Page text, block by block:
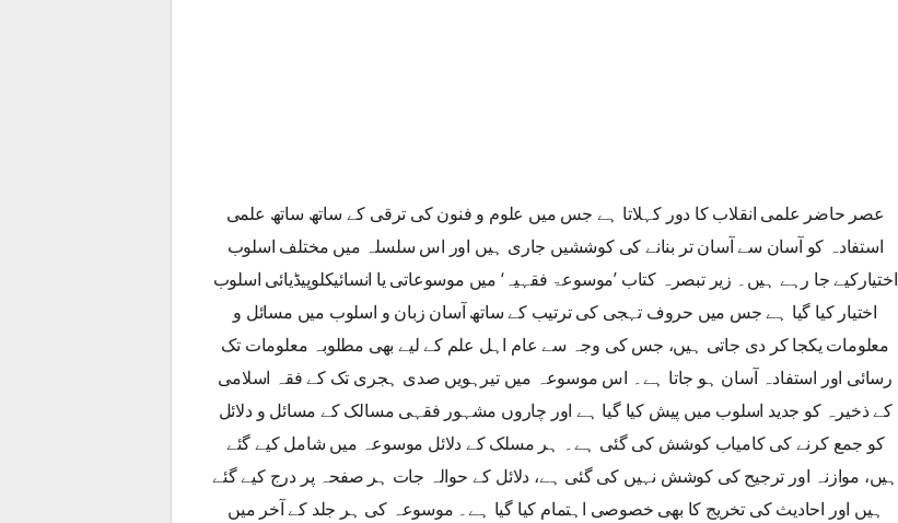
عصر حاضر علمی انقلاب کا دور کہلاتا ہے جس میں علوم و فنون کی ترقی کے ساتھ ساتھ علمی
استفادہ کو آسان سے آسان تر بنانے کی کوششیں جاری ہیں اور اس سلسلہ میں مختلف اسلوب
اختیارکیے جا رہے ہیں۔ زیر تبصرہ کتاب ’موسوعۃ فقہیہ‘ میں موسوعاتی یا انسائیکلوپیڈیائی اسلوب
اختیار کیا گیا ہے جس میں حروف تہجی کی ترتیب کے ساتھ آسان زبان و اسلوب میں مسائل و
معلومات یکجا کر دی جاتی ہیں، جس کی وجہ سے عام اہل علم کے لیے بھی مطلوبہ معلومات تک
رسائی اور استفادہ آسان ہو جاتا ہے۔ اس موسوعہ میں تیرہویں صدی ہجری تک کے فقہ اسلامی
کے ذخیرہ کو جدید اسلوب میں پیش کیا گیا ہے اور چاروں مشہور فقہی مسالک کے مسائل و دلائل
کو جمع کرنے کی کامیاب کوشش کی گئی ہے۔ ہر مسلک کے دلائل موسوعہ میں شامل کیے گئے
ہیں، موازنہ اور ترجیح کی کوشش نہیں کی گئی ہے، دلائل کے حوالہ جات ہر صفحہ پر درج کیے گئے
ہیں اور احادیث کی تخریج کا بھی خصوصی اہتمام کیا گیا ہے۔ موسوعہ کی ہر جلد کے آخر میں